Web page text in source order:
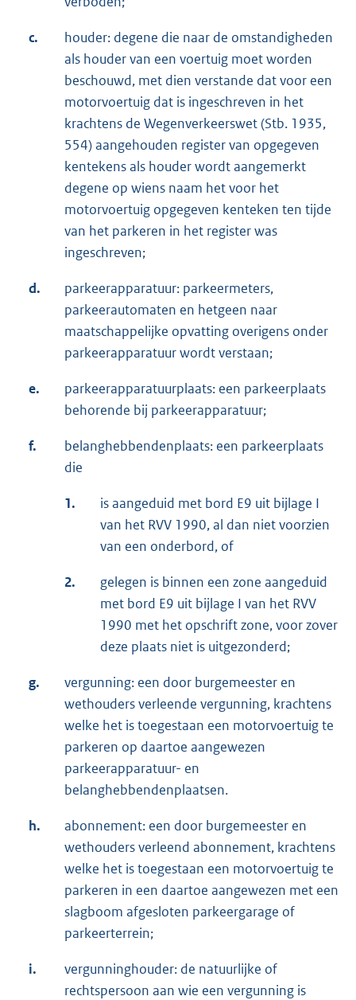
c.
houder: degene die naar de omstandigheden
als houder van een voertuig moet worden
beschouwd, met dien verstande dat voor een
motorvoertuig dat is ingeschreven in het
krachtens de Wegenverkeerswet (Stb. 1935,
554) aangehouden register van opgegeven
kentekens als houder wordt aangemerkt
degene op wiens naam het voor het
motorvoertuig opgegeven kenteken ten tijde
van het parkeren in het register was
ingeschreven;
d.
parkeerapparatuur: parkeermeters,
parkeerautomaten en hetgeen naar
maatschappelijke opvatting overigens onder
parkeerapparatuur wordt verstaan;
e.
parkeerapparatuurplaats: een parkeerplaats
behorende bij parkeerapparatuur;
f.
belanghebbendenplaats: een parkeerplaats
die
1.
is aangeduid met bord E9 uit bijlage I
van het RVV 1990, al dan niet voorzien
van een onderbord, of
2.
gelegen is binnen een zone aangeduid
met bord E9 uit bijlage I van het RVV
1990 met het opschrift zone, voor zover
deze plaats niet is uitgezonderd;
g.
vergunning: een door burgemeester en
wethouders verleende vergunning, krachtens
welke het is toegestaan een motorvoertuig te
parkeren op daartoe aangewezen
parkeerapparatuur- en
belanghebbendenplaatsen.
h.
abonnement: een door burgemeester en
wethouders verleend abonnement, krachtens
welke het is toegestaan een motorvoertuig te
parkeren in een daartoe aangewezen met een
slagboom afgesloten parkeergarage of
parkeerterrein;
i.
vergunninghouder: de natuurlijke of
rechtspersoon aan wie een vergunning is